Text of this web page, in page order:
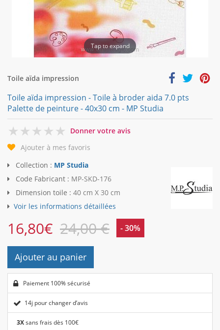
Tap to expand
Toile aïda impression
Toile aïda impression - Toile à broder aida 7.0 pts
Palette de peinture - 40x30 cm - MP Studia
0
Donner votre avis
Ajouter à mes favoris
Collection : MP Studia
Code Fabricant : MP-SKD-176
Dimension toile : 40 cm X 30 cm
Voir les informations détaillées
16,80€ 24,00 € - 30%
Ajouter au panier
Paiement 100% sécurisé
14j pour changer d’avis
3Xsans frais dès 100€